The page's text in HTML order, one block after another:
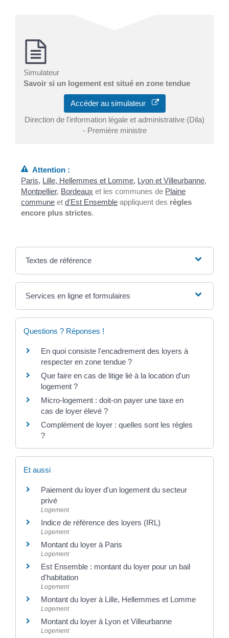
Simulateur
Savoir si un logement est situé en zone tendue
Accéder au simulateur
Direction de l'information légale et administrative (Dila)
- Première ministre
Attention :
Paris, Lille, Hellemmes et Lomme, Lyon et Villeurbanne,
Montpellier, Bordeaux et les communes de Plaine
commune etd'Est Ensemble appliquent des règles
encore plus strictes.
Textes de référence
Services en ligne et formulaires
Questions ? Réponses !
En quoi consiste l'encadrement des loyers à
respecter en zone tendue ?
Que faire en cas de litige lié à la location d'un
logement ?
Micro-logement : doit-on payer une taxe en
cas de loyer élevé ?
Complément de loyer : quelles sont les règles
?
Et aussi
Paiement du loyer d'un logement du secteur
privé
Logement
Indice de référence des loyers (IRL)
Logement
Montant du loyer à Paris
Logement
Est Ensemble : montant du loyer pour un bail
d'habitation
Logement
Montant du loyer à Lille, Hellemmes et Lomme
Logement
Montant du loyer à Lyon et Villeurbanne
Logement